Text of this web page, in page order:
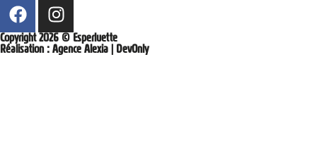
Copyright 2026 © Esperluette
Réalisation : Agence Alexia | DevOnly